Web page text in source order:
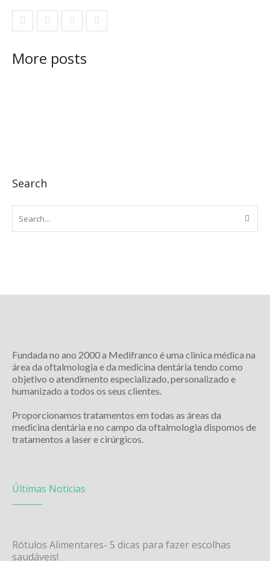
More posts
Search
Fundada no ano 2000 a Medifranco é uma clinica médica na
área da oftalmologia e da medicina dentária tendo como
objetivo o atendimento especializado, personalizado e
humanizado a todos os seus clientes.
Proporcionamos tratamentos em todas as áreas da
medicina dentária e no campo da oftalmologia dispomos de
tratamentos a laser e cirúrgicos.
Últimas Notícias
Rótulos Alimentares- 5 dicas para fazer escolhas
saudáveis!